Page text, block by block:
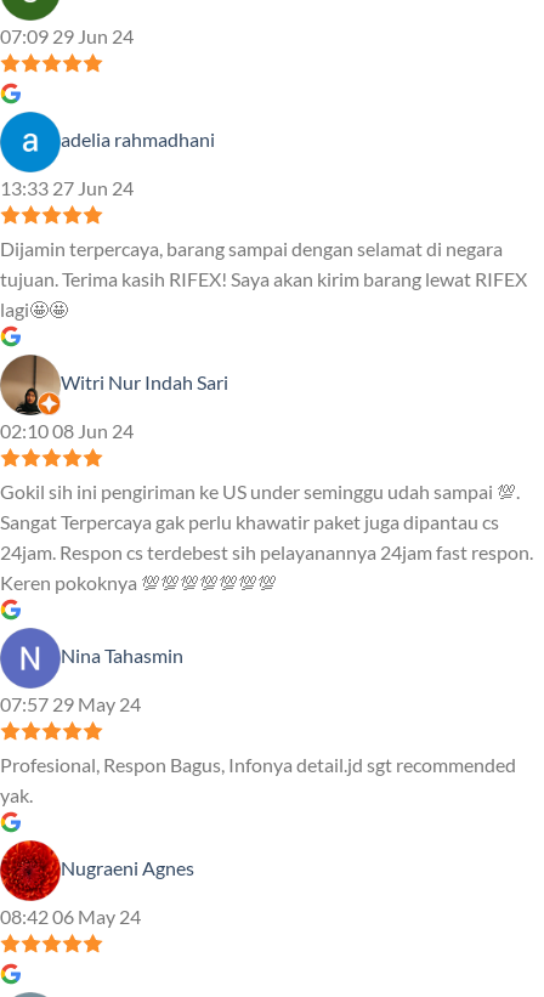
07:09 29 Jun 24
adelia rahmadhani
13:33 27 Jun 24
Dijamin terpercaya, barang sampai dengan selamat di negara
tujuan. Terima kasih RIFEX! Saya akan kirim barang lewat RIFEX
lagi🤩🤩
Witri Nur Indah Sari
02:10 08 Jun 24
Gokil sih ini pengiriman ke US under seminggu udah sampai 💯.
Sangat Terpercaya gak perlu khawatir paket juga dipantau cs
24jam. Respon cs terdebest sih pelayanannya 24jam fast respon.
Keren pokoknya 💯💯💯💯💯💯💯
Nina Tahasmin
07:57 29 May 24
Profesional, Respon Bagus, Infonya detail.jd sgt recommended
yak.
Nugraeni Agnes
08:42 06 May 24